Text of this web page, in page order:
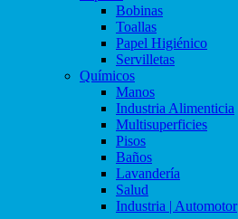
Bobinas
Toallas
Papel Higiénico
Servilletas
Químicos
Manos
Industria Alimenticia
Multisuperficies
Pisos
Baños
Lavandería
Salud
Industria | Automotor